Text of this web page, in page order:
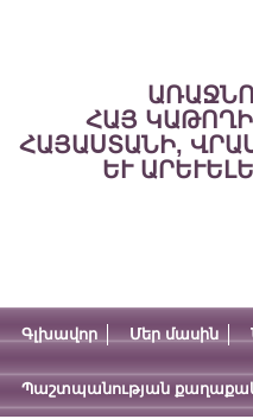
ՀԱՅ
ՀԱՅԱՍՏԱՆԻ,
ԵՒ
Գլխավոր Մեր մասին
Պաշտպանության